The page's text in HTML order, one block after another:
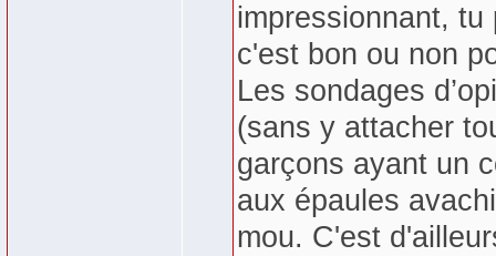
impressionnant,
c'est bon ou non
Les sondages
(sans y attacher
garçons ayant un
aux épaules
mou. C'est